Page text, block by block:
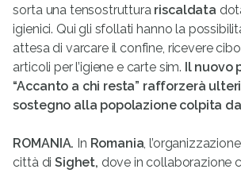
sorta una tensostrutturariscaldata
igienici. Qui gli sfollati hanno la
attesa di varcare il confine, ricevere
articoli per l’igiene e carte sim. Il nuovo
“Accanto a chi resta” rafforzerà
sostegno alla popolazione colpita
ROMANIA. In Romania,
città diSighet, dove in collaborazione